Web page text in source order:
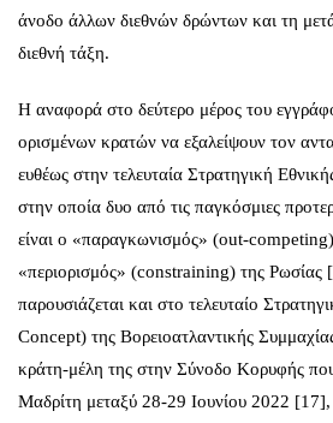
άνοδο άλλων διεθνών δρώντων και τη
διεθνή τάξη.
Η αναφορά στο δεύτερο μέρος του
ορισμένων κρατών να εξαλείψουν τον
ευθέως στην τελευταία Στρατηγική
στην οποία δυο από τις παγκόσμιες
είναι ο «παραγκωνισμός» (out-
«περιορισμός» (constraining) της Ρωσίας
παρουσιάζεται και στο τελευταίο
Concept) της Βορειοατλαντικής
κράτη-μέλη της στην Σύνοδο Κορυφής
Μαδρίτη μεταξύ 28-29 Ιουνίου 2022